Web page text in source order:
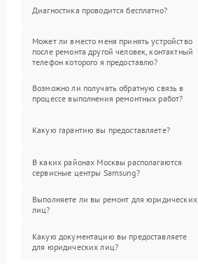
Диагностика проводится бесплатно?
Может ли вместо меня принять устройство
после ремонта другой человек, контактный
телефон которого я предоставлю?
Возможно ли получать обратную связь в
процессе выполнения ремонтных работ?
Какую гарантию вы предоставляете?
В каких районах Москвы располагаются
сервисные центры Samsung?
Выполняете ли вы ремонт для юридических
лиц?
Какую документацию вы предоставляете
для юридических лиц?